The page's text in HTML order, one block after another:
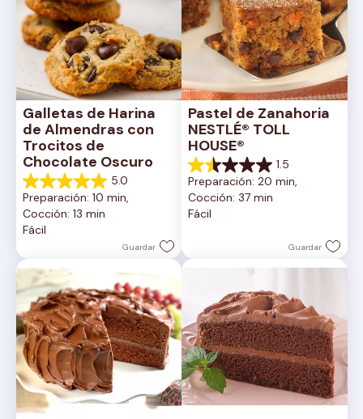
Galletas de Harina
de Almendras con
Trocitos de
Chocolate Oscuro
5.0
5.0
de
5
estrellas.
reseña
Preparación: 10 min,
Cocción: 13 min
Fácil
Guardar
Pastel de Zanahoria
NESTLÉ® TOLL
HOUSE®
1.5
1.5
de
5
estrellas.
Preparación: 20 min,
Cocción: 37 min
Fácil
Guardar